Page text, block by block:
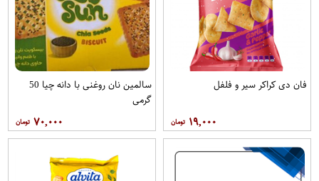
فان دی کراکر سیر و فلفل
۱۹,۰۰۰
سالمین نان روغنی با دانه چیا 50
گرمی
۷۰,۰۰۰